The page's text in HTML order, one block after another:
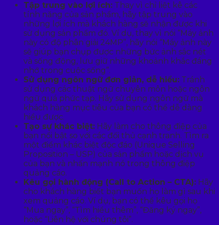
Tập trung vào lợi ích: Thay vì chỉ liệt kê các
tính năng của sản phẩm, hãy tập trung vào
những lợi ích mà khách hàng sẽ nhận được khi
sử dụng sản phẩm đó. Ví dụ, thay vì nói “Máy ảnh
này có độ phân giải 24MP”, hãy nói “Máy ảnh này
sẽ giúp bạn chụp được những bức ảnh sắc nét
và sống động, lưu giữ những khoảnh khắc đáng
nhớ trong cuộc sống”.
Sử dụng ngôn ngữ đơn giản, dễ hiểu: Tránh
sử dụng các thuật ngữ chuyên môn hoặc ngôn
ngữ quá phức tạp. Hãy sử dụng ngôn ngữ mà
khách hàng mục tiêu của bạn có thể dễ dàng
hiểu được.
Tạo sự khác biệt: Hãy làm cho thông điệp của
bạn nổi bật so với các đối thủ cạnh tranh. Tìm ra
một điểm khác biệt độc đáo (Unique Selling
Proposition – USP) của sản phẩm hoặc dịch vụ
của bạn và nhấn mạnh nó trong thông điệp
quảng cáo.
Kêu gọi hành động (Call to Action – CTA): Hãy
cho khách hàng biết bạn muốn họ làm gì sau khi
xem quảng cáo. Ví dụ, bạn có thể kêu gọi họ
“Mua ngay”, “Tìm hiểu thêm”, “Đăng ký ngay”,
hoặc “Liên hệ với chúng tôi”.